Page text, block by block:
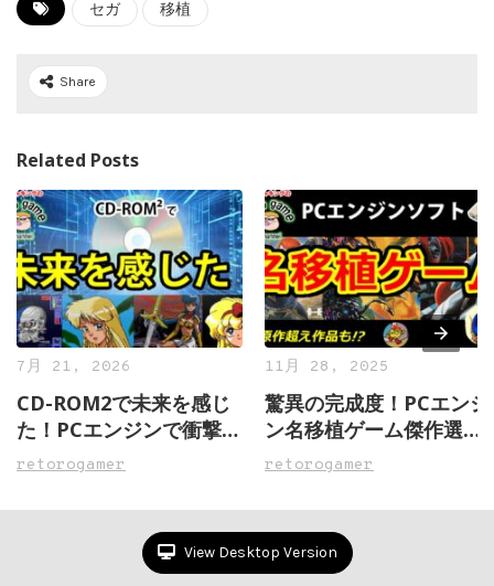
セガ 移植
Share
Related Posts
7月 21, 2026
CD-ROM2で未来を感じ
た！PCエンジンで衝撃を
受けたゲーム10選
retorogamer
11月 28, 2025
驚異の完成度！PCエンジ
ン名移植ゲーム傑作選
【その1】
retorogamer
View Desktop Version